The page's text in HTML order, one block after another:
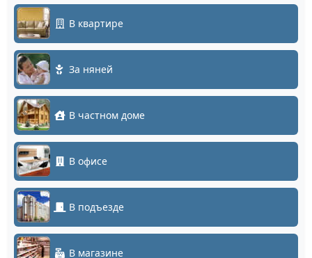
В квартире
За няней
В частном доме
В офисе
В подъезде
В магазине